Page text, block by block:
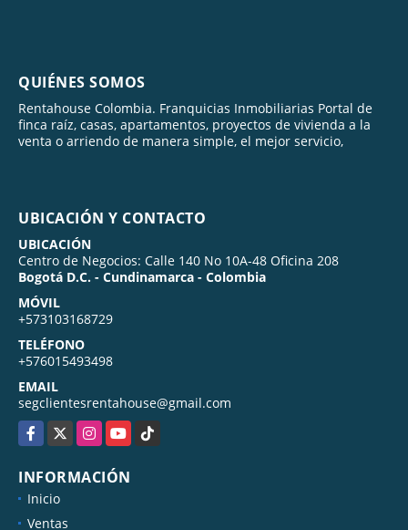
QUIÉNES SOMOS
Rentahouse Colombia. Franquicias Inmobiliarias Portal de
finca raíz, casas, apartamentos, proyectos de vivienda a la
venta o arriendo de manera simple, el mejor servicio,
UBICACIÓN Y CONTACTO
UBICACIÓN
Centro de Negocios: Calle 140 No 10A-48 Oficina 208
Bogotá D.C. - Cundinamarca - Colombia
MÓVIL
+573103168729
TELÉFONO
+576015493498
EMAIL
segclientesrentahouse@gmail.com
Facebook
X InstagramYouTubeTikTok
INFORMACIÓN
Inicio
Ventas